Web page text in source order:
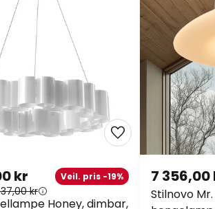
Honey,
kr Veil. pris -19%
kr
Stilnovo Mr.
7 356,00